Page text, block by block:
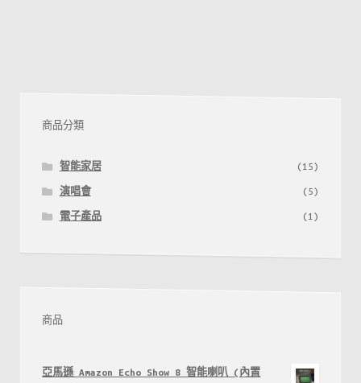
商品分類
智能家居 (15)
演唱會 (5)
電子產品 (1)
商品
亞馬遜 Amazon Echo Show 8 智能喇叭 (內置